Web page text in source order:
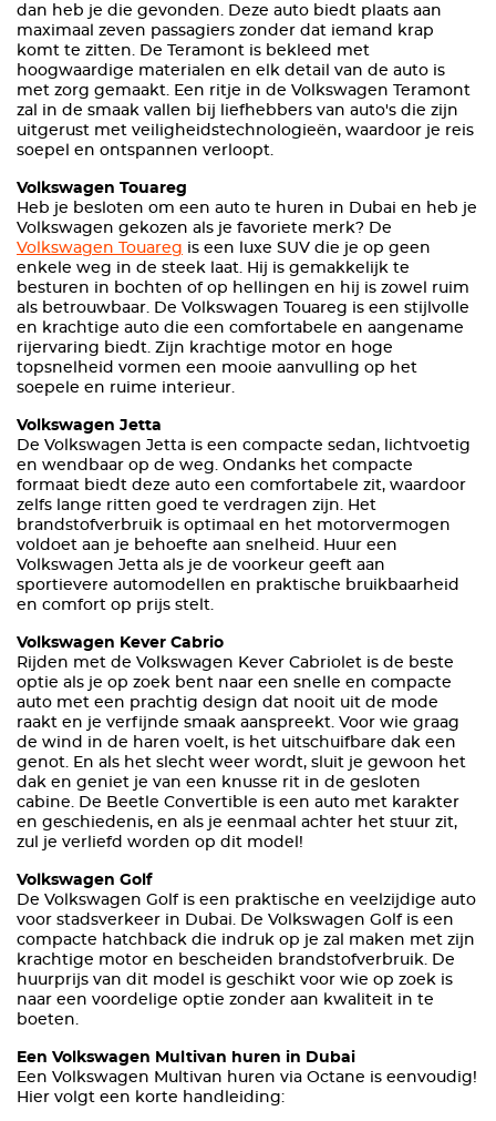
dan heb je die gevonden. Deze auto biedt plaats aan
maximaal zeven passagiers zonder dat iemand krap
komt te zitten. De Teramont is bekleed met
hoogwaardige materialen en elk detail van de auto is
met zorg gemaakt. Een ritje in de Volkswagen Teramont
zal in de smaak vallen bij liefhebbers van auto's die zijn
uitgerust met veiligheidstechnologieën, waardoor je reis
soepel en ontspannen verloopt.
Volkswagen Touareg
Heb je besloten om een auto te huren in Dubai en heb je
Volkswagen gekozen als je favoriete merk? De
Volkswagen Touareg is een luxe SUV die je op geen
enkele weg in de steek laat. Hij is gemakkelijk te
besturen in bochten of op hellingen en hij is zowel ruim
als betrouwbaar. De Volkswagen Touareg is een stijlvolle
en krachtige auto die een comfortabele en aangename
rijervaring biedt. Zijn krachtige motor en hoge
topsnelheid vormen een mooie aanvulling op het
soepele en ruime interieur.
Volkswagen Jetta
De Volkswagen Jetta is een compacte sedan, lichtvoetig
en wendbaar op de weg. Ondanks het compacte
formaat biedt deze auto een comfortabele zit, waardoor
zelfs lange ritten goed te verdragen zijn. Het
brandstofverbruik is optimaal en het motorvermogen
voldoet aan je behoefte aan snelheid. Huur een
Volkswagen Jetta als je de voorkeur geeft aan
sportievere automodellen en praktische bruikbaarheid
en comfort op prijs stelt.
Volkswagen Kever Cabrio
Rijden met de Volkswagen Kever Cabriolet is de beste
optie als je op zoek bent naar een snelle en compacte
auto met een prachtig design dat nooit uit de mode
raakt en je verfijnde smaak aanspreekt. Voor wie graag
de wind in de haren voelt, is het uitschuifbare dak een
genot. En als het slecht weer wordt, sluit je gewoon het
dak en geniet je van een knusse rit in de gesloten
cabine. De Beetle Convertible is een auto met karakter
en geschiedenis, en als je eenmaal achter het stuur zit,
zul je verliefd worden op dit model!
Volkswagen Golf
De Volkswagen Golf is een praktische en veelzijdige auto
voor stadsverkeer in Dubai. De Volkswagen Golf is een
compacte hatchback die indruk op je zal maken met zijn
krachtige motor en bescheiden brandstofverbruik. De
huurprijs van dit model is geschikt voor wie op zoek is
naar een voordelige optie zonder aan kwaliteit in te
boeten.
Een Volkswagen Multivan huren in Dubai
Een Volkswagen Multivan huren via Octane is eenvoudig!
Hier volgt een korte handleiding: